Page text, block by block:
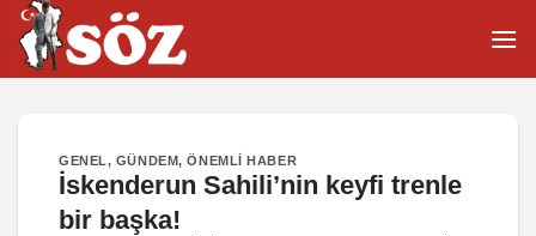
İçeriğe
atla
GENEL, GÜNDEM,ÖNEMLI HABER
İskenderun Sahili’nin keyfi trenle
bir başka!